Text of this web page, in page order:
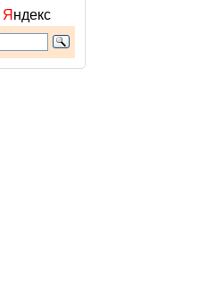
Я ндекс